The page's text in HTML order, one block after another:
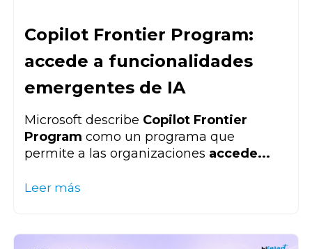
Copilot Frontier Program:
accede a funcionalidades
emergentes de IA
Microsoft describe Copilot Frontier
Program como un programa que
permite a las organizaciones accede...
Leer más